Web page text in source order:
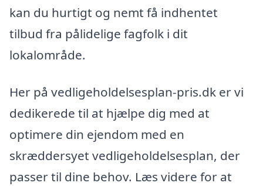
kan du hurtigt og nemt få indhentet
tilbud fra pålidelige fagfolk i dit
lokalområde.
Her på vedligeholdelsesplan-pris.dk er vi
dedikerede til at hjælpe dig med at
optimere din ejendom med en
skræddersyet vedligeholdelsesplan, der
passer til dine behov. Læs videre for at